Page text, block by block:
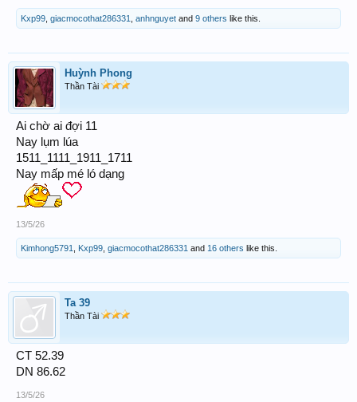
Kxp99 giacmocothat286331 anhnguyet and 9 others like this.
Huỳnh Phong
Thần Tài
Ai chờ ai đợi 11
Nay lụm lúa
1511_1111_1911_1711
Nay mấp mé ló dạng
13/5/26
Kimhong5791 Kxp99 giacmocothat286331 and 16 others like this.
Ta 39
Thần Tài
CT 52.39
DN 86.62
13/5/26